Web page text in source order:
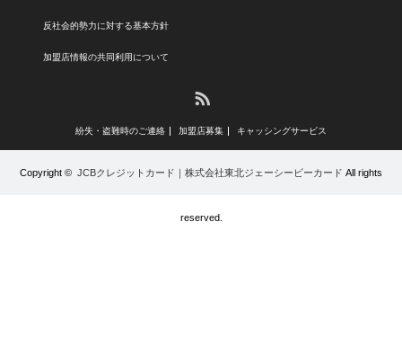
反社会的勢力に対する基本方針
加盟店情報の共同利用について
紛失・盗難時のご連絡 加盟店募集 キャッシングサービス
Copyright © JCBクレジットカード｜株式会社東北ジェーシービーカード All rights
reserved.